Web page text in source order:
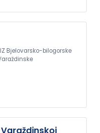
Bjelovarsko-bilogorske